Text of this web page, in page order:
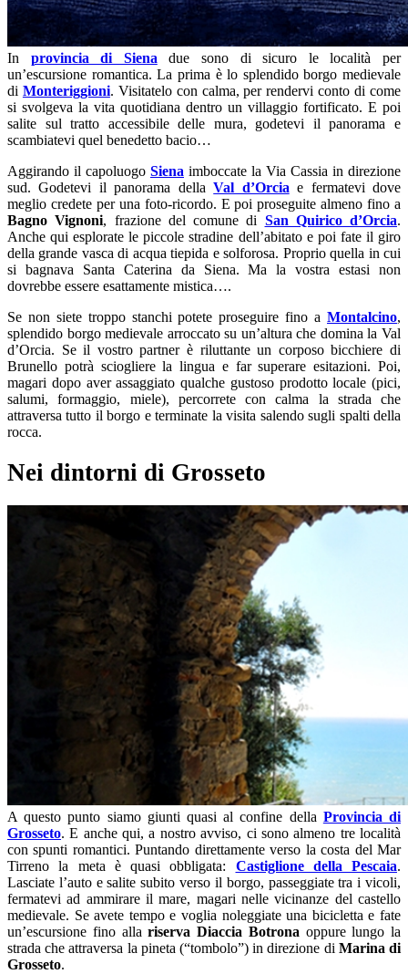
In provincia di Siena due sono di sicuro le località per
un’escursione romantica. La prima è lo splendido borgo medievale
di Monteriggioni. Visitatelo con calma, per rendervi conto di come
si svolgeva la vita quotidiana dentro un villaggio fortificato. E poi
salite sul tratto accessibile delle mura, godetevi il panorama e
scambiatevi quel benedetto bacio…
Aggirando il capoluogo Siena imboccate la Via Cassia in direzione
sud. Godetevi il panorama dellaVal d’Orcia e fermatevi dove
meglio credete per una foto-ricordo. E poi proseguite almeno fino a
Bagno Vignoni, frazione del comune di San Quirico d’Orcia.
Anche qui esplorate le piccole stradine dell’abitato e poi fate il giro
della grande vasca di acqua tiepida e solforosa. Proprio quella in cui
si bagnava Santa Caterina da Siena. Ma la vostra estasi non
dovrebbe essere esattamente mistica….
Se non siete troppo stanchi potete proseguire fino a Montalcino,
splendido borgo medievale arroccato su un’altura che domina la Val
d’Orcia. Se il vostro partner è riluttante un corposo bicchiere di
Brunello potrà sciogliere la lingua e far superare esitazioni. Poi,
magari dopo aver assaggiato qualche gustoso prodotto locale (pici,
salumi, formaggio, miele), percorrete con calma la strada che
attraversa tutto il borgo e terminate la visita salendo sugli spalti della
rocca.
Nei dintorni di Grosseto
A questo punto siamo giunti quasi al confine della Provincia di
Grosseto. E anche qui, a nostro avviso, ci sono almeno tre località
con spunti romantici. Puntando direttamente verso la costa del Mar
Tirreno la meta è quasi obbligata: Castiglione della Pescaia.
Lasciate l’auto e salite subito verso il borgo, passeggiate tra i vicoli,
fermatevi ad ammirare il mare, magari nelle vicinanze del castello
medievale. Se avete tempo e voglia noleggiate una bicicletta e fate
un’escursione fino allariserva Diaccia Botrona oppure lungo la
strada che attraversa la pineta (“tombolo”) in direzione di Marina di
Grosseto.